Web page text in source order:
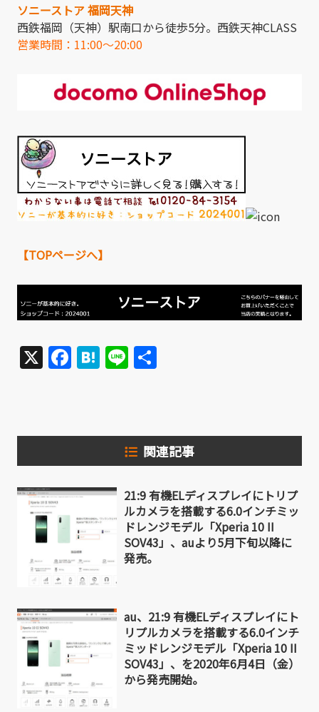
ソニーストア 福岡天神
西鉄福岡（天神）駅南口から徒歩5分。西鉄天神CLASS
営業時間：11:00～20:00
【TOPページへ】
X Facebook
Hatena
Line
関連記事
21:9 有機ELディスプレイにトリプ
ルカメラを搭載する6.0インチミッ
ドレンジモデル「Xperia 10 II
SOV43」、auより5月下旬以降に
発売。
au、21:9 有機ELディスプレイにト
リプルカメラを搭載する6.0インチ
ミッドレンジモデル「Xperia 10 II
SOV43」、を2020年6月4日（金）
から発売開始。